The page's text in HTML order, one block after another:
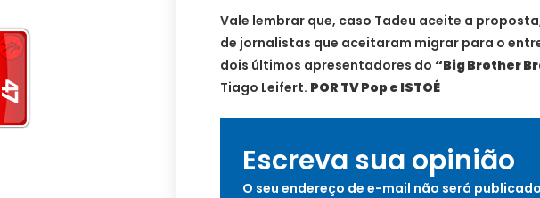
Vale lembrar que, caso Tadeu aceite a
de jornalistas que aceitaram migrar para o
dois últimos apresentadores do “Big Brother
Tiago Leifert. POR TV Pop e ISTOÉ
Escreva sua opinião
O seu endereço de e-mail não será